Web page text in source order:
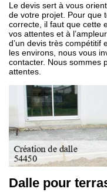
Le devis sert à vous
de votre projet. Pour que
correcte, il faut que cette
vos attentes et à
d’un devis très compétitif
les environs, nous vous
contacter. Nous sommes
attentes.
Dalle pour